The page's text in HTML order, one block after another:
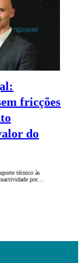
fricções
do
técnico às
por…